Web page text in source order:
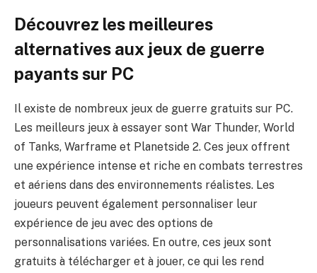
Découvrez les meilleures
alternatives aux jeux de guerre
payants sur PC
Il existe de nombreux jeux de guerre gratuits sur PC.
Les meilleurs jeux à essayer sont War Thunder, World
of Tanks, Warframe et Planetside 2. Ces jeux offrent
une expérience intense et riche en combats terrestres
et aériens dans des environnements réalistes. Les
joueurs peuvent également personnaliser leur
expérience de jeu avec des options de
personnalisations variées. En outre, ces jeux sont
gratuits à télécharger et à jouer, ce qui les rend